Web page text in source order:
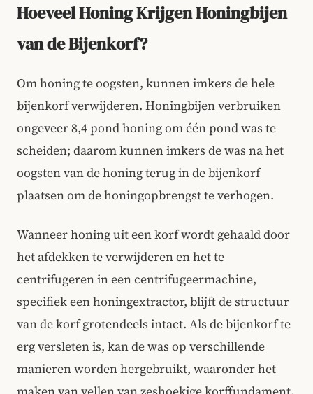
Hoeveel Honing Krijgen Honingbijen
van de Bijenkorf?
Om honing te oogsten, kunnen imkers de hele
bijenkorf verwijderen. Honingbijen verbruiken
ongeveer 8,4 pond honing om één pond was te
scheiden; daarom kunnen imkers de was na het
oogsten van de honing terug in de bijenkorf
plaatsen om de honingopbrengst te verhogen.
Wanneer honing uit een korf wordt gehaald door
het afdekken te verwijderen en het te
centrifugeren in een centrifugeermachine,
specifiek een honingextractor, blijft de structuur
van de korf grotendeels intact. Als de bijenkorf te
erg versleten is, kan de was op verschillende
manieren worden hergebruikt, waaronder het